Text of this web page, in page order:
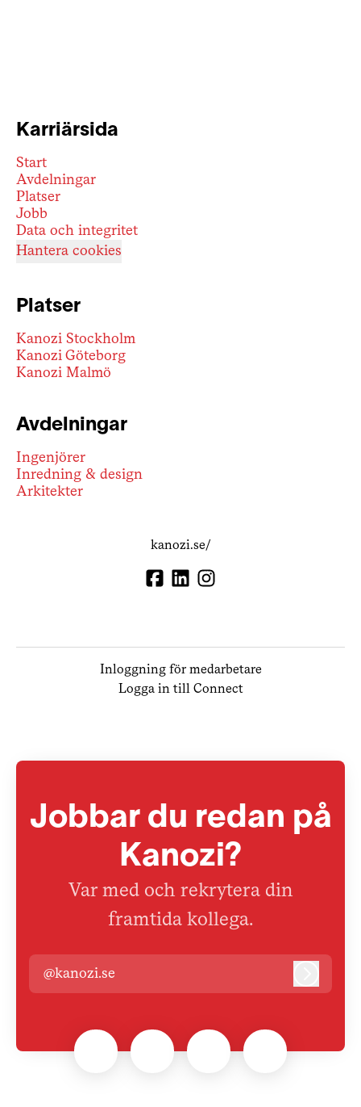
Karriärsida
Start
Avdelningar
Platser
Jobb
Data och integritet
Hantera cookies
Platser
Kanozi Stockholm
Kanozi Göteborg
Kanozi Malmö
Avdelningar
Ingenjörer
Inredning & design
Arkitekter
kanozi.se/
Inloggning för medarbetare
Logga in till Connect
Jobbar du redan på
Kanozi?
Var med och rekrytera din
framtida kollega.
@kanozi.se